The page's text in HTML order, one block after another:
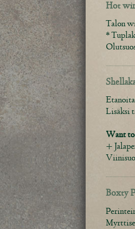
Hot
Talon
*
Lisäksi
Want to
+
Boxty